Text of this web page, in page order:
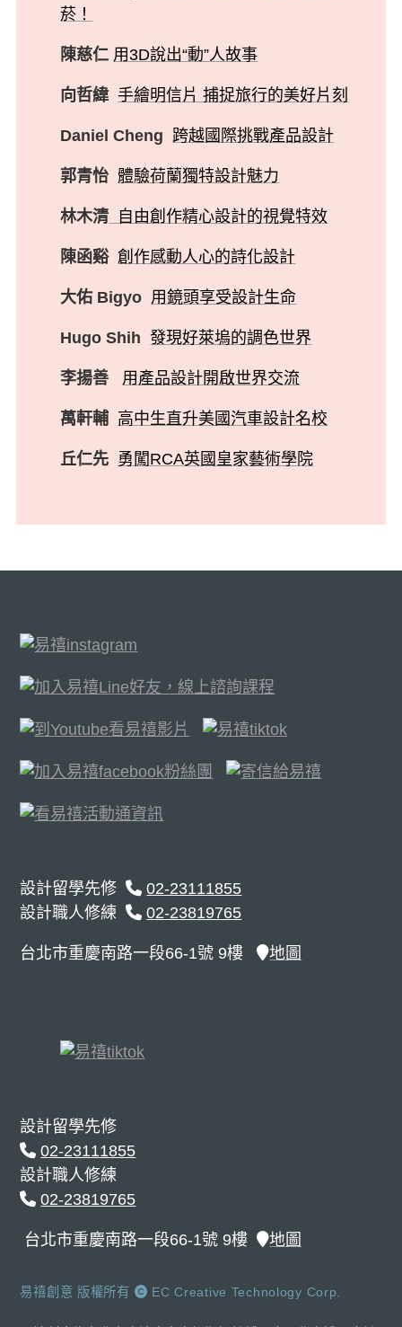
菸！
陳慈仁 用3D說出“動”人故事
向哲緯 手繪明信片 捕捉旅行的美好片刻
Daniel Cheng 跨越國際挑戰產品設計
郭青怡 體驗荷蘭獨特設計魅力
林木清 自由創作精心設計的視覺特效
陳函谿 創作感動人心的詩化設計
大佑 Bigyo 用鏡頭享受設計生命
Hugo Shih 發現好萊塢的調色世界
李揚善 用產品設計開啟世界交流
萬軒輔 高中生直升美國汽車設計名校
丘仁先 勇闖RCA英國皇家藝術學院
設計留學先修
02-23111855
設計職人修練
02-23819765
台北市重慶南路一段66-1號 9樓 地圖
設計留學先修
02-23111855
設計職人修練
02-23819765
台北市重慶南路一段66-1號 9樓 地圖
易禧創意 版權所有 EC Creative Technology Corp.